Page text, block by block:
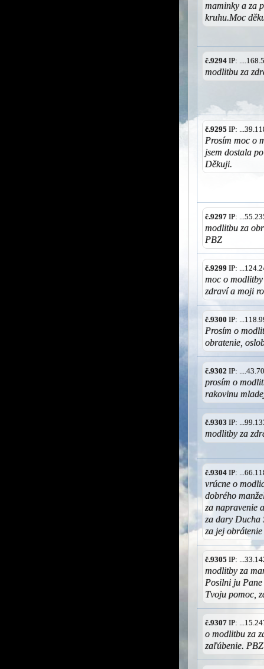
maminky a za
kruhu.Moc
č.9294 IP:
modlitbu za
č.9295 IP:
Prosím moc o
jsem dostala
Děkuji.
č.9297 IP:
modlitbu za
PBZ
č.9299 IP:
moc o
zdraví a moji
č.9300 IP:
Prosím o
obratenie,
č.9302 IP:
prosím o
rakovinu
č.9303 IP:
modlitby za
č.9304 IP:
vrúcne o
dobrého
za napravenie
za dary Ducha
za jej
č.9305 IP:
modlitby za
Posilni ju
Tvoju pomoc,
č.9307 IP:
o modlitbu za
zaľúbenie. PBZ